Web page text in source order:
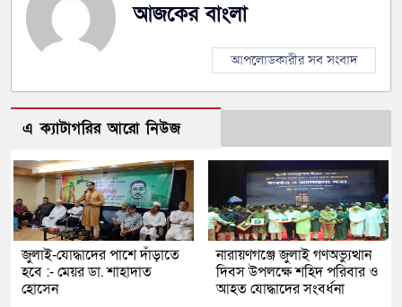
আজকের বাংলা
আপলোডকারীর সব সংবাদ
এ ক্যাটাগরির আরো নিউজ
জুলাই-যোদ্ধাদের পাশে দাঁড়াতে
হবে :- মেয়র ডা. শাহাদাত
হোসেন
নারায়ণগঞ্জে জুলাই গণঅভ্যুত্থান
দিবস উপলক্ষে শহিদ পরিবার ও
আহত যোদ্ধাদের সংবর্ধনা